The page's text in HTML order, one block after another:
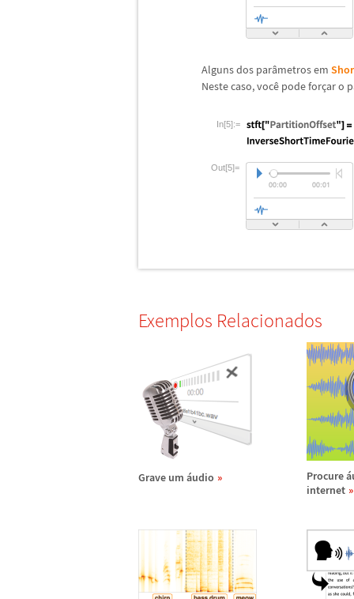
Alguns dos parâmetros em
Neste caso, você pode forçar o
In[5]:=
Out[5]=
Exemplos Relacionados
Grave um áudio Procureá
internet